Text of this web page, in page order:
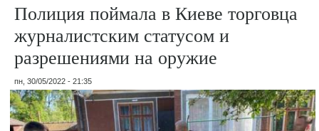
Полиция поймала в Киеве торговца
журналистским статусом и
разрешениями на оружие
пн, 30/05/2022 - 21:35